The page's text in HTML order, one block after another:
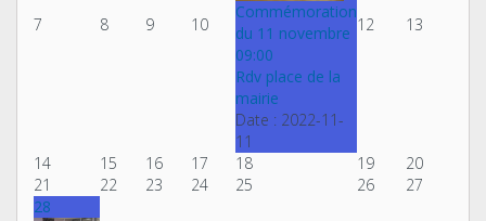
7 8 9 10
Commémoration
du 11 novembre
09:00
Rdv place de la
mairie
Date : 2022-11-
11
12 13
14 15 16 17 18 19
20
21
22 23 24 25 26
27
28